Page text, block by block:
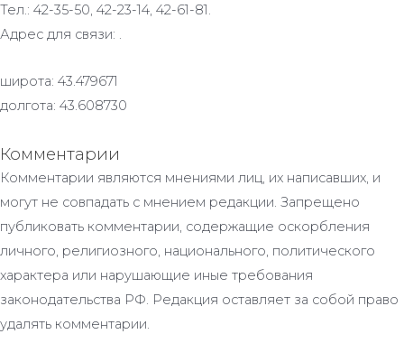
Тел.: 42-35-50, 42-23-14, 42-61-81.
Адрес для связи: .
широта: 43.479671
долгота: 43.608730
Комментарии
Комментарии являются мнениями лиц, их написавших, и
могут не совпадать с мнением редакции. Запрещено
публиковать комментарии, содержащие оскорбления
личного, религиозного, национального, политического
характера или нарушающие иные требования
законодательства РФ. Редакция оставляет за собой право
удалять комментарии.